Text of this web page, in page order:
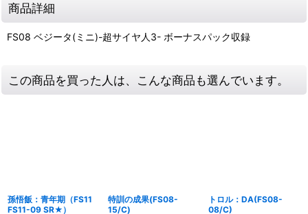
商品詳細
FS08 ベジータ(ミニ)-超サイヤ人3- ボーナスパック収録
この商品を買った人は、こんな商品も選んでいます。
孫悟飯：青年期（FS11
FS11-09 SR★）
特訓の成果(FS08-
15/C)
トロル：DA(FS08-
08/C)